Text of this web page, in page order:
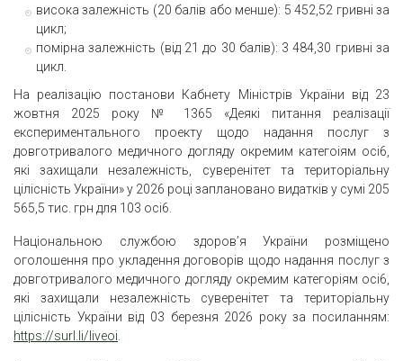
висока залежність (20 балів або менше): 5 452,52 гривні за
цикл;
помірна залежність (від 21 до 30 балів): 3 484,30 гривні за
цикл.
На peaлізацію постанови Кабнету Міністрів України від 23
жовтня 2025 року № 1365 «Деякі питання реалізації
експериментального проекту щодо надання послуг з
довготривалого медичного догляду окремим категоіям oci6,
які захищали незалежність, суверенітет та територіальну
цілісність України» у 2026 році заплановано видатків у сумi 205
565,5 тис. грн для 103 oci6.
Національною службою здоров’я України розміщено
оголошення про укладення договорів щодо надання послуг з
довготривалого медичного догляду окремим категоріям oci6,
які захищали незалежність суверенітет та територіальну
цілісність України від 03 березня 2026 року за посиланням:
https://surl.li/liveoi.